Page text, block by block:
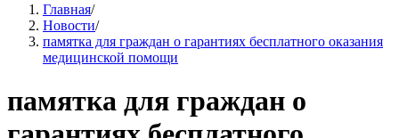
Главная/
Новости/
памятка для граждан о гарантиях бесплатного оказания
медицинской помощи
памятка для граждан о